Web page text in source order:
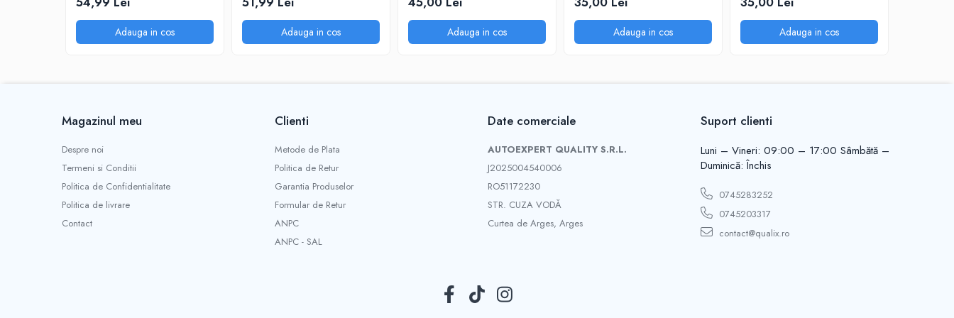
Utilizare: Curățare sistem alimentare benzină
Compatibilitate: Motoare pe benzină
Dozaj: 40 – 60 litri combustibil
Adauga in cos Adauga in cos Adauga in cos Adauga in cos Adauga in cos
Magazinul meu
Despre noi
Termeni si Conditii
Politica de Confidentialitate
Politica de livrare
Contact
Clienti
Metode de Plata
Politica de Retur
Garantia Produselor
Formular de Retur
ANPC
ANPC - SAL
Date comerciale
AUTOEXPERT QUALITY S.R.L.
J2025004540006
RO51172230
STR. CUZA VODĂ
Curtea de Arges, Arges
Suport clienti
Luni – Vineri: 09:00 – 17:00 Sâmbătă –
Duminică: Închis
0745283252
0745203317
contact@qualix.ro